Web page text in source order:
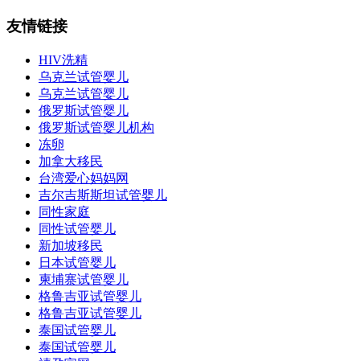
友情链接
HIV洗精
乌克兰试管婴儿
乌克兰试管婴儿
俄罗斯试管婴儿
俄罗斯试管婴儿机构
冻卵
加拿大移民
台湾爱心妈妈网
吉尔吉斯斯坦试管婴儿
同性家庭
同性试管婴儿
新加坡移民
日本试管婴儿
柬埔寨试管婴儿
格鲁吉亚试管婴儿
格鲁吉亚试管婴儿
泰国试管婴儿
泰国试管婴儿